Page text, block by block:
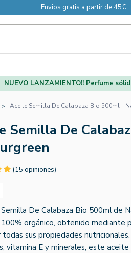
Envios gratis a partir de 45€
NUEVO LANZAMIENTO!! Perfume
Aceite Semilla De Calabaza Bio 500ml -
Semilla De
(15 opiniones)
De Calabaza Bio 500ml de
orgánico, obtenido mediante
todas sus propiedades
vitamina E y minerales, este